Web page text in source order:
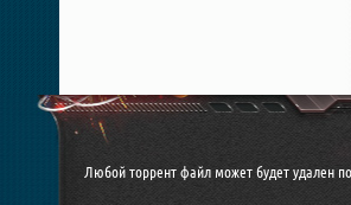
Любой торрент файл может будет удален